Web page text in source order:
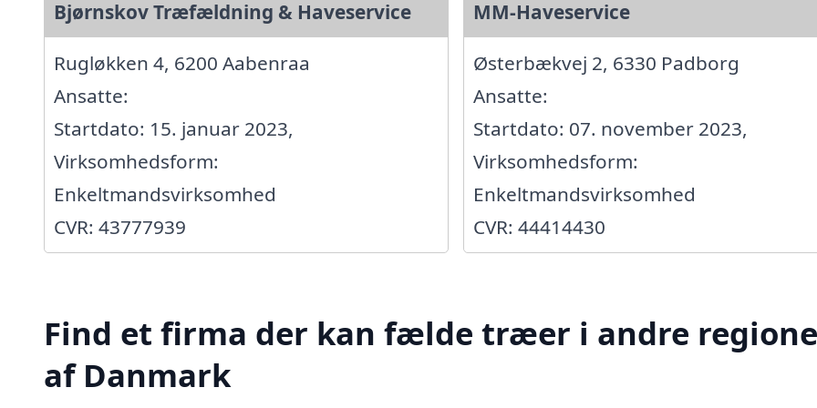
Bjørnskov Træfældning & Haveservice
Rugløkken 4, 6200 Aabenraa
Ansatte:
Startdato: 15. januar 2023,
Virksomhedsform:
Enkeltmandsvirksomhed
CVR: 43777939
MM-Haveservice
Østerbækvej 2, 6330 Padborg
Ansatte:
Startdato: 07. november 2023,
Virksomhedsform:
Enkeltmandsvirksomhed
CVR: 44414430
Find et firma der kan fælde træer i andre
af Danmark